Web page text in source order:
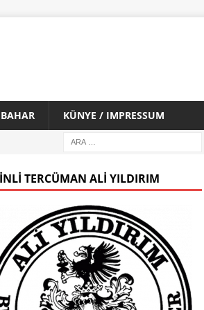
KÜNYE / IMPRESSUM
TERCÜMAN ALI YILDIRIM